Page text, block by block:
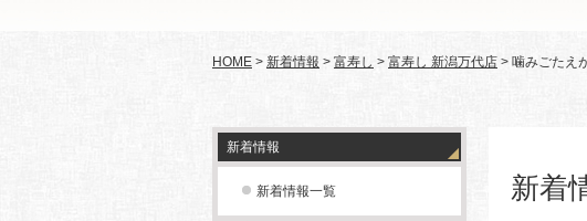
HOME > 新着情報 > 富寿し > 富寿し 新潟万代店 > 噛みごたえ
新着情報
新着情報一覧 新着